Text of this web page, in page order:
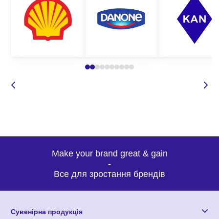
Все це лише невеликий перелік того, чим можна убезпечити
ваших працівників від травмування на робочому місці. На
нашому сайті представлений широкий асортимент робочого
Де замовити якісне спецвзуття з
логотипу відрізняються високою якістю, зносостійкістю, а також
затребуваною та унікальною. Замовляючи виготовлення
спецвзуття з металевим носком у нас, Ви можете бути
доступних оптових цінах;
Make your brand great & gain
-
Все для зростання брендів
Сувенірна продукція